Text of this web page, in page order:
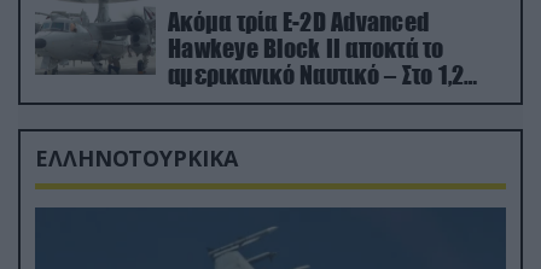
Ακόμα τρία E-2D Advanced
Hawkeye Block II αποκτά το
αμερικανικό Ναυτικό – Στο 1,2
δισ.δολάρια το κόστος
ΕΛΛΗΝΟΤΟΥΡΚΙΚΑ